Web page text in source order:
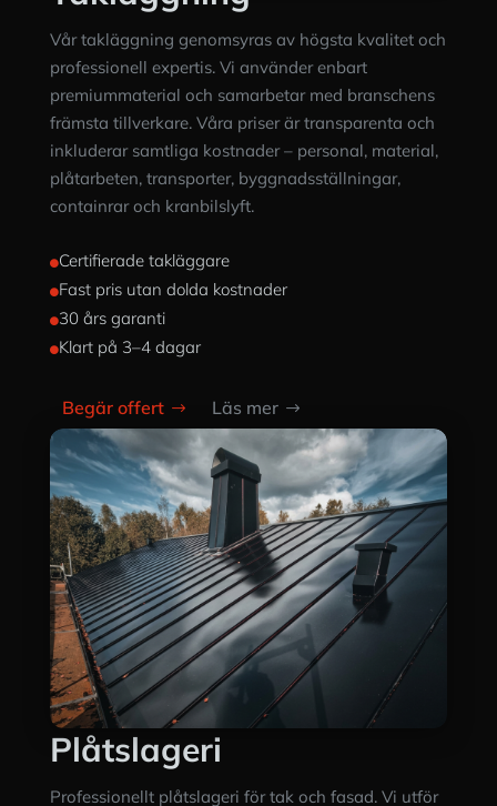
Vår takläggning genomsyras av högsta kvalitet och
professionell expertis. Vi använder enbart
premiummaterial och samarbetar med branschens
främsta tillverkare. Våra priser är transparenta och
inkluderar samtliga kostnader – personal, material,
plåtarbeten, transporter, byggnadsställningar,
containrar och kranbilslyft.
Certifierade takläggare
Fast pris utan dolda kostnader
30 års garanti
Klart på 3–4 dagar
Begär offert Läs mer
Plåtslageri
Professionellt plåtslageri för tak och fasad. Vi utför